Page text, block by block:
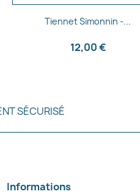
Aperçu rapide
Tiennet Simonnin -...
12,00 €
SÉCURISÉ
Informations